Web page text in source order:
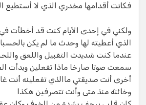
فكانت أقدامها مخدري الذي لا أستطيع
ولكني في إحدى الأيام كنت قد أخطأت
الذي أعطيته لها وحدث ما لم يكن
عندما كنت شديدت التقبيل واللعق
سمعت صوتا صارخا ماذا تفعلين وبدأت
أخرى أنت صديقتي ماالذي تفعلينه أنت
وخائنة منذ متى وأنت تتصرفين هكذا